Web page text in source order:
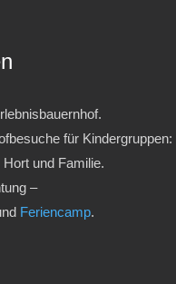
für Kindergruppen:
und Familie.
–
Feriencamp.